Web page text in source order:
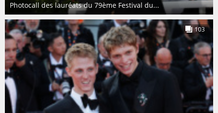
Photocall des lauréats du 79ème Festival du...
103